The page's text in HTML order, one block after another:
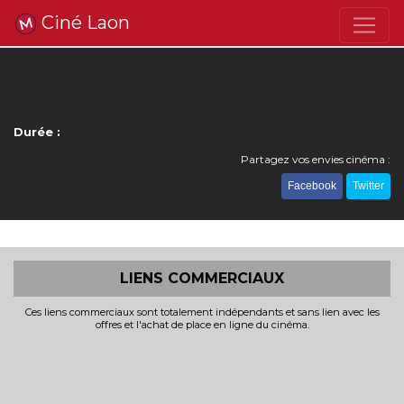
Ciné Laon
Durée :
Partagez vos envies cinéma :
Facebook Twitter
LIENS COMMERCIAUX
Ces liens commerciaux sont totalement indépendants et sans lien avec les
offres et l'achat de place en ligne du cinéma.